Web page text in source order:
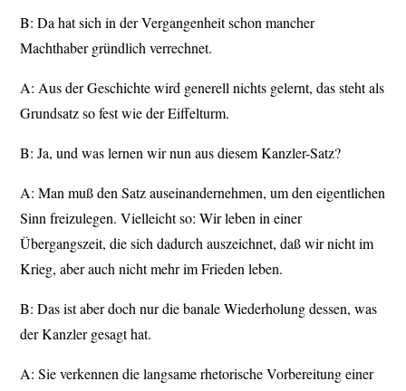
B: Da hat sich in der Vergangenheit schon mancher
Machthaber gründlich verrechnet.
A: Aus der Geschichte wird generell nichts gelernt, das steht als
Grundsatz so fest wie der Eiffelturm.
B: Ja, und was lernen wir nun aus diesem Kanzler-Satz?
A: Man muß den Satz auseinandernehmen, um den eigentlichen
Sinn freizulegen. Vielleicht so: Wir leben in einer
Übergangszeit, die sich dadurch auszeichnet, daß wir nicht im
Krieg, aber auch nicht mehr im Frieden leben.
B: Das ist aber doch nur die banale Wiederholung dessen, was
der Kanzler gesagt hat.
A: Sie verkennen die langsame rhetorische Vorbereitung einer